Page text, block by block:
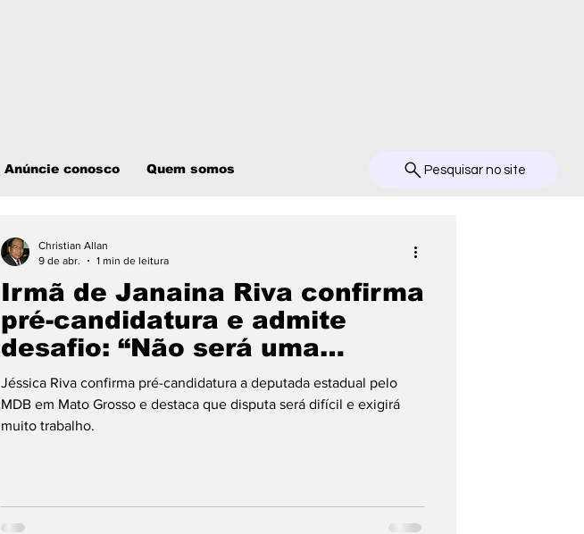
Anúncie conosco Quem somos Pesquisar no site
Irmã de Janaina Riva confirma
pré-candidatura e admite
desafio: “Não será uma
campanha fácil”
Jéssica Riva confirma pré-candidatura a deputada estadual pelo
MDB em Mato Grosso e destaca que disputa será difícil e exigirá
muito trabalho.
Christian Allan
9 de abr.
1 min de leitura